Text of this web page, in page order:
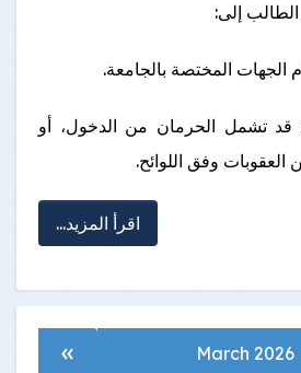
إلى:
الجهات المختصة بالجامعة.
قد تشمل الحرمان من الدخول، أو
العقوبات وفق اللوائح.
اقرأ المزيد...
March 2026
»